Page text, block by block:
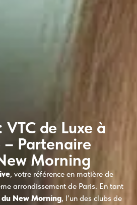
de Luxe à
– Partenaire
Morning
, votre référence en matière de
arrondissement de Paris. En tant
New Morning, l’un des clubs de